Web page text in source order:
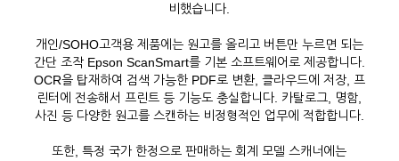
비했습니다.
개인/SOHO고객용 제품에는 원고를 올리고 버튼만 누르면 되는
간단 조작 Epson ScanSmart를 기본 소프트웨어로 제공합니다.
OCR을 탑재하여 검색 가능한 PDF로 변환, 클라우드에 저장, 프
린터에 전송해서 프린트 등 기능도 충실합니다. 카탈로그, 명함,
사진 등 다양한 원고를 스캔하는 비정형적인 업무에 적합합니다.
또한, 특정 국가 한정으로 판매하는 회계 모델 스캐너에는